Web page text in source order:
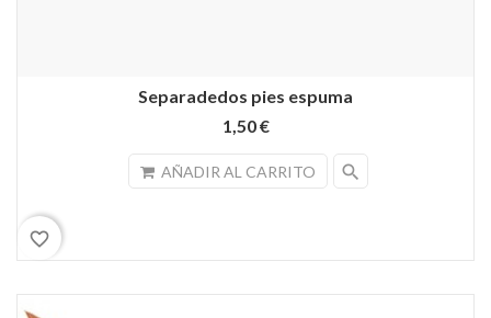
Separadedos pies espuma
1,50 €
AÑADIR AL CARRITO search
favorite_border